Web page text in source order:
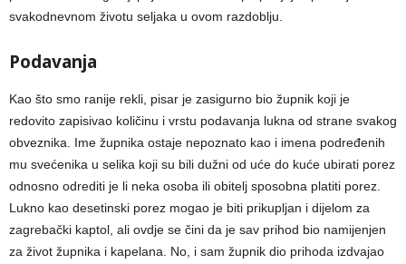
svakodnevnom životu seljaka u ovom razdoblju.
Podavanja
Kao što smo ranije rekli, pisar je zasigurno bio župnik koji je
redovito zapisivao količinu i vrstu podavanja lukna od strane svakog
obveznika. Ime župnika ostaje nepoznato kao i imena podređenih
mu svećenika u selika koji su bili dužni od uće do kuće ubirati porez
odnosno odrediti je li neka osoba ili obitelj sposobna platiti porez.
Lukno kao desetinski porez mogao je biti prikupljan i dijelom za
zagrebački kaptol, ali ovdje se čini da je sav prihod bio namijenjen
za život župnika i kapelana. No, i sam župnik dio prihoda izdvajao